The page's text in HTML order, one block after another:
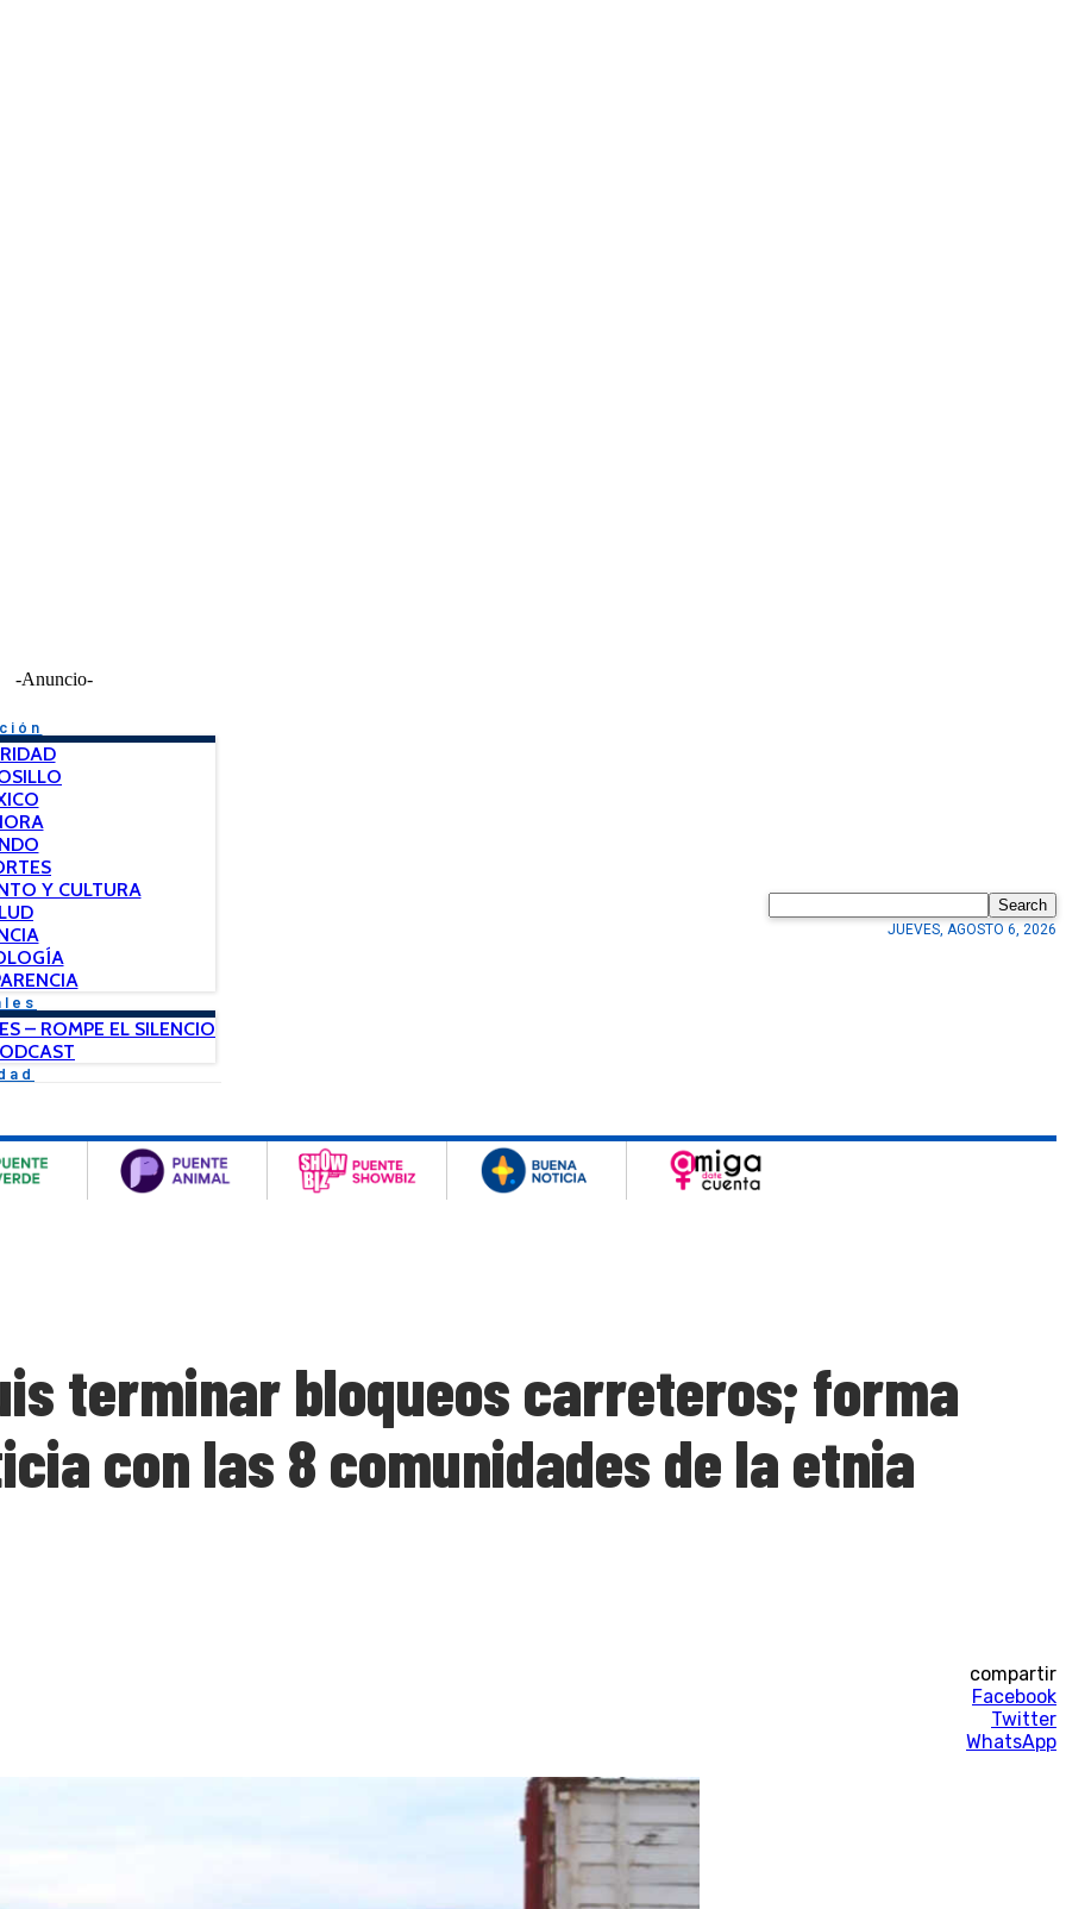
-Anuncio-
Y CULTURA
– ROMPE EL SILENCIO
Search
JUEVES, AGOSTO 6, 2026
terminar bloqueos carreteros; forma
con las 8 comunidades de la etnia
compartir
Facebook
Twitter
WhatsApp